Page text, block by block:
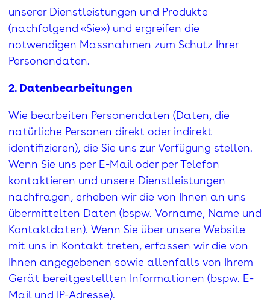
unserer Dienstleistungen und Produkte
(nachfolgend «Sie») und ergreifen die
notwendigen Massnahmen zum Schutz Ihrer
Personendaten.
2. Datenbearbeitungen
Wie bearbeiten Personendaten (Daten, die
natürliche Personen direkt oder indirekt
identifizieren), die Sie uns zur Verfügung stellen.
Wenn Sie uns per E-Mail oder per Telefon
kontaktieren und unsere Dienstleistungen
nachfragen, erheben wir die von Ihnen an uns
übermittelten Daten (bspw. Vorname, Name und
Kontaktdaten). Wenn Sie über unsere Website
mit uns in Kontakt treten, erfassen wir die von
Ihnen angegebenen sowie allenfalls von Ihrem
Gerät bereitgestellten Informationen (bspw. E-
Mail und IP-Adresse).